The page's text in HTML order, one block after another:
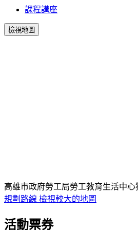
課程講座
檢視地圖
高雄市政府勞工局勞工教育生活中
規劃路線 檢視較大的地圖
活動票券